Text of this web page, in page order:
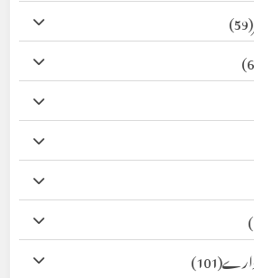
(59)
(101)